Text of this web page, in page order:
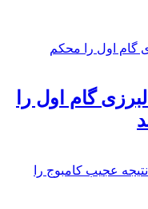
گام اول را